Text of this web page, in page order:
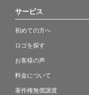
サービス
初めての方へ
ロゴを探す
お客様の声
料金について
著作権無償譲渡